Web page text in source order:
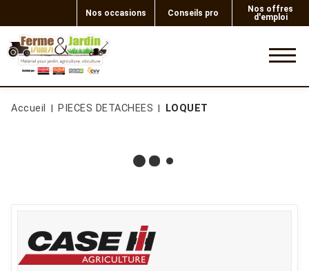
Nos occasions Conseils pro
Nos offres
d'emploi
Accueil PIECES DETACHEES LOQUET